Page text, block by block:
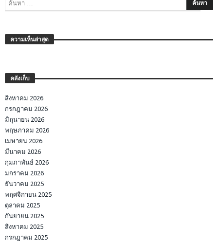
ความเห็นล่าสุด
คลังเก็บ
สิงหาคม 2026
กรกฎาคม 2026
มิถุนายน 2026
พฤษภาคม 2026
เมษายน 2026
มีนาคม 2026
กุมภาพันธ์ 2026
มกราคม 2026
ธันวาคม 2025
พฤศจิกายน 2025
ตุลาคม 2025
กันยายน 2025
สิงหาคม 2025
กรกฎาคม 2025